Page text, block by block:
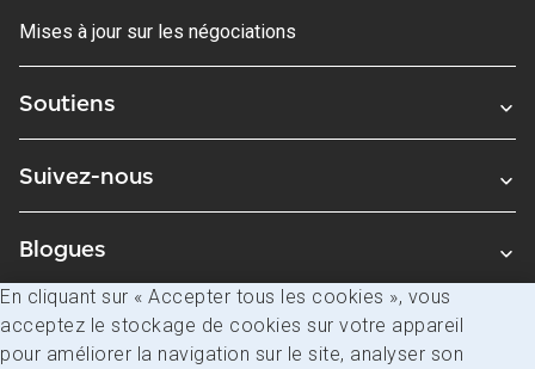
Mises à jour sur les négociations
Soutiens
Suivez-nous
Blogues
Avis juridiques
En cliquant sur « Accepter tous les cookies », vous
acceptez le stockage de cookies sur votre appareil
pour améliorer la navigation sur le site, analyser son